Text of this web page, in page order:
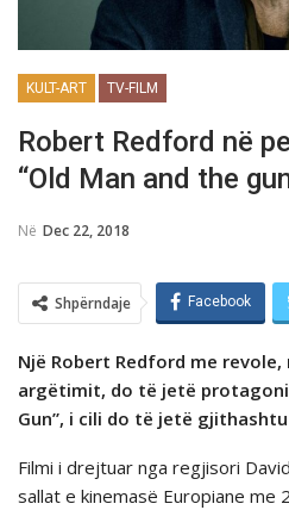
KULT-ART TV-FILM
Robert Redford në
“Old Man and the
Në Dec 22, 2018
Shpërndaje Facebook
Një Robert Redford me
argëtimit, do të jetë
Gun”, i cili do të jetë
Filmi i drejtuar nga regjisori
sallat e kinemasë Europiane me